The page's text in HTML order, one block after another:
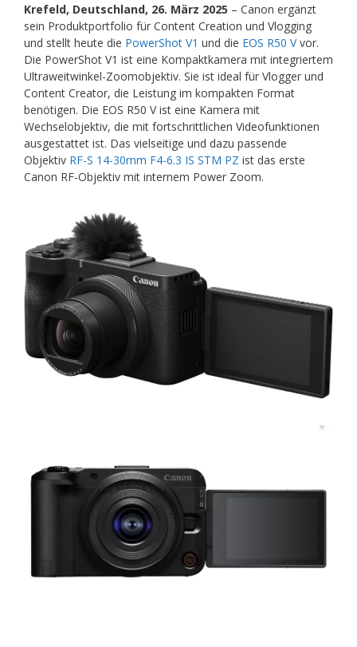
Krefeld, Deutschland, 26. März 2025 – Canon ergänzt
sein Produktportfolio für Content Creation und Vlogging
und stellt heute die PowerShot V1 und die EOS R50 Vvor.
Die PowerShot V1 ist eine Kompaktkamera mit integriertem
Ultraweitwinkel-Zoomobjektiv. Sie ist ideal für Vlogger und
Content Creator, die Leistung im kompakten Format
benötigen. Die EOS R50 V ist eine Kamera mit
Wechselobjektiv, die mit fortschrittlichen Videofunktionen
ausgestattet ist. Das vielseitige und dazu passende
Objektiv RF-S 14-30mm F4-6.3 IS STM PZ ist das erste
Canon RF-Objektiv mit internem Power Zoom.